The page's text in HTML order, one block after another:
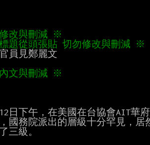
改與刪減 ※
題從頭張貼 切勿修改與刪減 ※
文與刪減 ※
日下午，在美國在台協會AIT華
國務院派出的層級十分罕見，
三級。